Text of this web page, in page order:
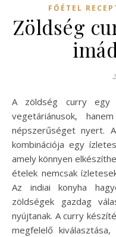
FŐÉTEL
Zöldség
A zöldség curry egy olyan étel, amely nemcsak a
vegetáriánusok,
népszerűséget nyert.
kombinációja egy
amely könnyen
ételek nemcsak
Az indiai konyha
zöldségek gazdag
nyújtanak. A curry
megfelelő